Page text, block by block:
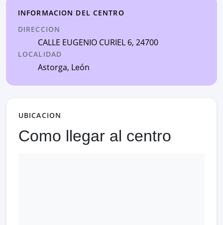
INFORMACION DEL CENTRO
DIRECCION
CALLE EUGENIO CURIEL 6, 24700
LOCALIDAD
Astorga, León
UBICACION
Como llegar al centro